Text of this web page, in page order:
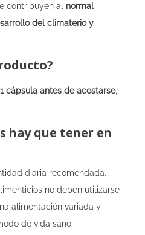
contribuyen al normal
del climaterio y
1 cápsula antes de acostarse,
hay que tener en
diaria recomendada.
no deben utilizarse
alimentación variada y
de vida sano.